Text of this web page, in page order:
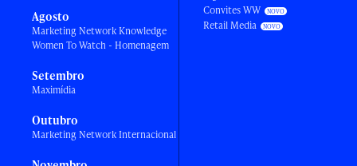
Agosto
Marketing Network Knowledge
Women To Watch - Homenagem
Setembro
Maximídia
Outubro
Marketing Network Internacional
Convites WW
Retail Media